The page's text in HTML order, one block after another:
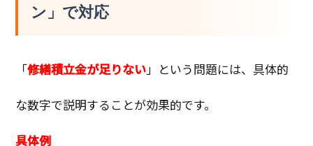
ン」で対応
「修繕積立金が足りない」という問題には、具体的
な数字で説明することが効果的です。
具体例